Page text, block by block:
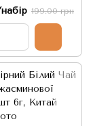
5шт по
Китай
199.00 грн